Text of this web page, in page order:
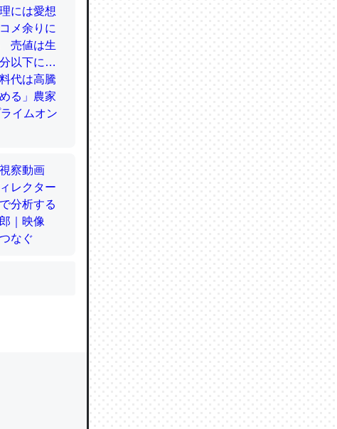
な…。腹足
るのでこ
的に変化し